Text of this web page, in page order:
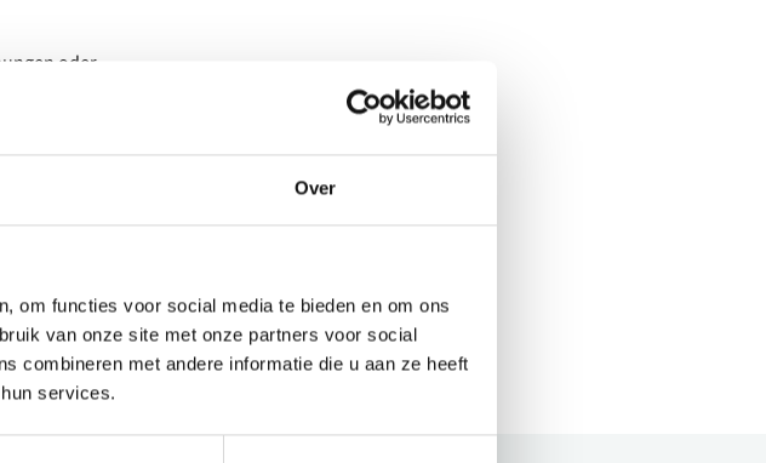
Over
om functies voor social media te bieden en om ons
van onze site met onze partners voor social
combineren met andere informatie die u aan ze heeft
services.
oder
mit möglichen
Datenbanken
(KI) erstellt